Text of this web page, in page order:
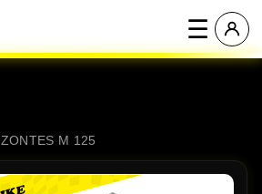
☰
ZONTES M 125